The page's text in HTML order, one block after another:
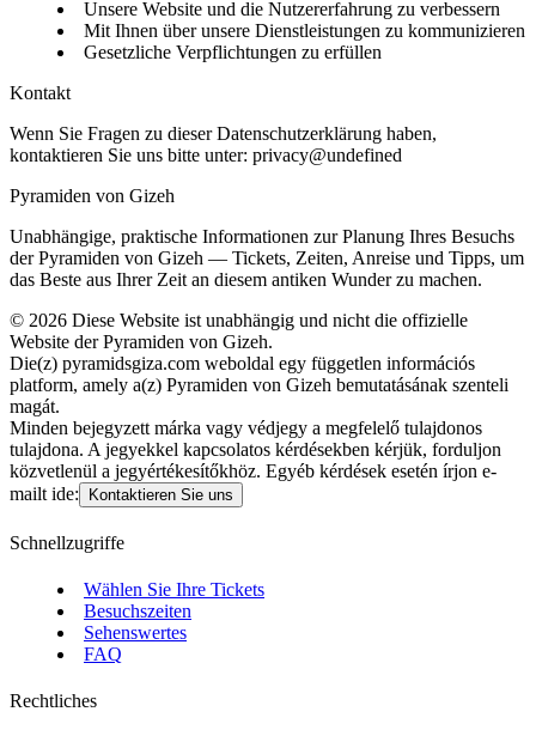
Unsere Website und die Nutzererfahrung zu verbessern
Mit Ihnen über unsere Dienstleistungen zu kommunizieren
Gesetzliche Verpflichtungen zu erfüllen
Kontakt
Wenn Sie Fragen zu dieser Datenschutzerklärung haben,
kontaktieren Sie uns bitte unter: privacy@undefined
Pyramiden von Gizeh
Unabhängige, praktische Informationen zur Planung Ihres Besuchs
der Pyramiden von Gizeh — Tickets, Zeiten, Anreise und Tipps, um
das Beste aus Ihrer Zeit an diesem antiken Wunder zu machen.
© 2026 Diese Website ist unabhängig und nicht die offizielle
Website der Pyramiden von Gizeh.
Die(z) pyramidsgiza.com weboldal egy független információs
platform, amely a(z) Pyramiden von Gizeh bemutatásának szenteli
magát.
Minden bejegyzett márka vagy védjegy a megfelelő tulajdonos
tulajdona. A jegyekkel kapcsolatos kérdésekben kérjük, forduljon
közvetlenül a jegyértékesítőkhöz. Egyéb kérdések esetén írjon e-
mailt ide:
Kontaktieren Sie uns
Schnellzugriffe
Wählen Sie Ihre Tickets
Besuchszeiten
Sehenswertes
FAQ
Rechtliches